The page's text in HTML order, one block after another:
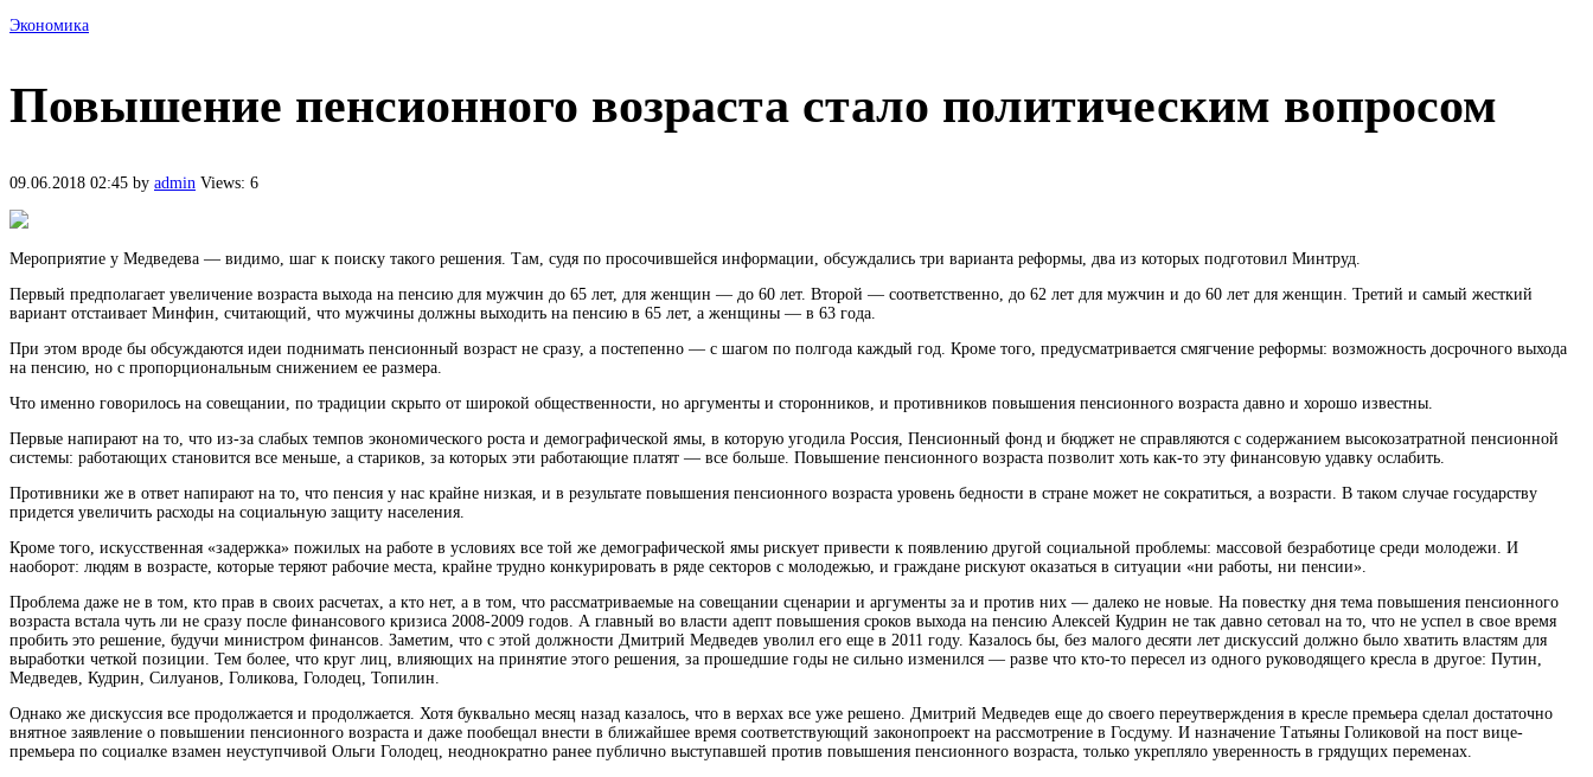
Экономика
Повышение пенсионного возраста стало политическим вопросом
09.06.2018 02:45 by admin Views: 6
Мероприятие у Медведева — видимо, шаг к поиску такого решения. Там, судя по просочившейся информации, обсуждались три варианта реформы, два из которых подготовил Минтруд.
Первый предполагает увеличение возраста выхода на пенсию для мужчин до 65 лет, для женщин — до 60 лет. Второй — соответственно, до 62 лет для мужчин и до 60 лет для женщин. Третий и самый жесткий
вариант отстаивает Минфин, считающий, что мужчины должны выходить на пенсию в 65 лет, а женщины — в 63 года.
При этом вроде бы обсуждаются идеи поднимать пенсионный возраст не сразу, а постепенно — с шагом по полгода каждый год. Кроме того, предусматривается смягчение реформы: возможность досрочного выхода
на пенсию, но с пропорциональным снижением ее размера.
Что именно говорилось на совещании, по традиции скрыто от широкой общественности, но аргументы и сторонников, и противников повышения пенсионного возраста давно и хорошо известны.
Первые напирают на то, что из-за слабых темпов экономического роста и демографической ямы, в которую угодила Россия, Пенсионный фонд и бюджет не справляются с содержанием высокозатратной пенсионной
системы: работающих становится все меньше, а стариков, за которых эти работающие платят — все больше. Повышение пенсионного возраста позволит хоть как-то эту финансовую удавку ослабить.
Противники же в ответ напирают на то, что пенсия у нас крайне низкая, и в результате повышения пенсионного возраста уровень бедности в стране может не сократиться, а возрасти. В таком случае государству
придется увеличить расходы на социальную защиту населения.
Кроме того, искусственная «задержка» пожилых на работе в условиях все той же демографической ямы рискует привести к появлению другой социальной проблемы: массовой безработице среди молодежи. И
наоборот: людям в возрасте, которые теряют рабочие места, крайне трудно конкурировать в ряде секторов с молодежью, и граждане рискуют оказаться в ситуации «ни работы, ни пенсии».
Проблема даже не в том, кто прав в своих расчетах, а кто нет, а в том, что рассматриваемые на совещании сценарии и аргументы за и против них — далеко не новые. На повестку дня тема повышения пенсионного
возраста встала чуть ли не сразу после финансового кризиса 2008-2009 годов. А главный во власти адепт повышения сроков выхода на пенсию Алексей Кудрин не так давно сетовал на то, что не успел в свое время
пробить это решение, будучи министром финансов. Заметим, что с этой должности Дмитрий Медведев уволил его еще в 2011 году. Казалось бы, без малого десяти лет дискуссий должно было хватить властям для
выработки четкой позиции. Тем более, что круг лиц, влияющих на принятие этого решения, за прошедшие годы не сильно изменился — разве что кто-то пересел из одного руководящего кресла в другое: Путин,
Медведев, Кудрин, Силуанов, Голикова, Голодец, Топилин.
Однако же дискуссия все продолжается и продолжается. Хотя буквально месяц назад казалось, что в верхах все уже решено. Дмитрий Медведев еще до своего переутверждения в кресле премьера сделал достаточно
внятное заявление о повышении пенсионного возраста и даже пообещал внести в ближайшее время соответствующий законопроект на рассмотрение в Госдуму. И назначение Татьяны Голиковой на пост вице-
премьера по социалке взамен неуступчивой Ольги Голодец, неоднократно ранее публично выступавшей против повышения пенсионного возраста, только укрепляло уверенность в грядущих переменах.